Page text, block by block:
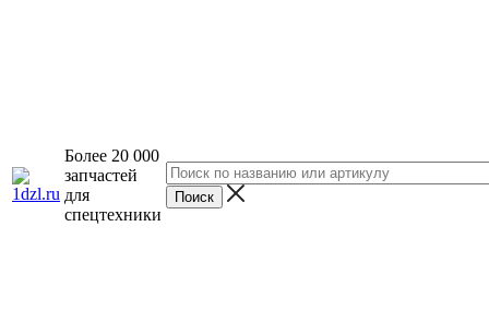
Более 20 000
запчастей
для
спецтехники